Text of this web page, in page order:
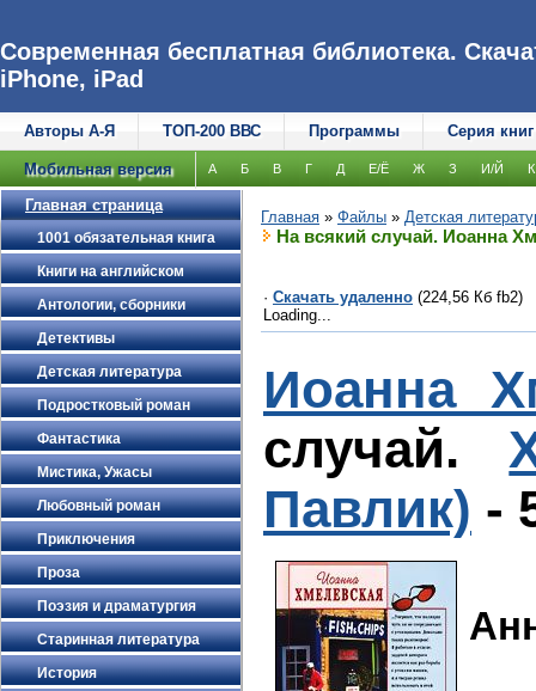
Современная бесплатная библиотека.
iPhone, iPad
Авторы А-Я ТОП-200 ВВС Программы Серия книг
Мобильная версия А Б В Г Д Е/Ё Ж З И/Й К
Главная страница
1001 обязательная книга
Книги на английском
Антологии, сборники
Детективы
Детская литература
Подростковый роман
Фантастика
Мистика, Ужасы
Любовный роман
Приключения
Проза
Поэзия и драматургия
Старинная литература
История
Главная » Файлы » Детская
На всякий случай. Иоанна
· Скачать удаленно (224,56 Кб fb2)
Loading...
Иоанна
случай.
Павлик) -